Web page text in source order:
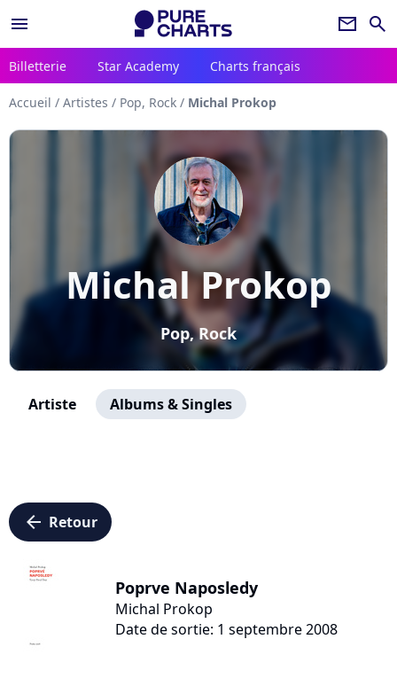
menu newsletter search
Billetterie Star Academy Charts français
Accueil / Artistes / Pop, Rock / Michal Prokop
Michal Prokop
Pop, Rock
Artiste Albums & Singles
arrow_left Retour
Poprve Naposledy
Michal Prokop
Date de sortie: 1 septembre 2008